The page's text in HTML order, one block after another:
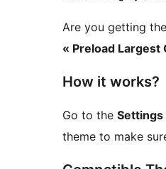
Are you getting
« Preload Largest
How it works?
Go to the Settings
theme to make